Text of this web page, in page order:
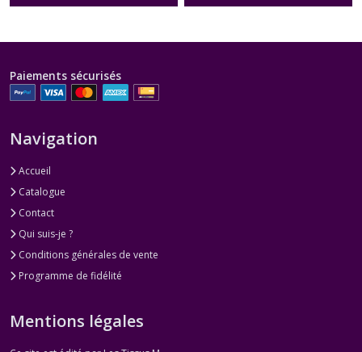
Paiements sécurisés
Navigation
Accueil
Catalogue
Contact
Qui suis-je ?
Conditions générales de vente
Programme de fidélité
Mentions légales